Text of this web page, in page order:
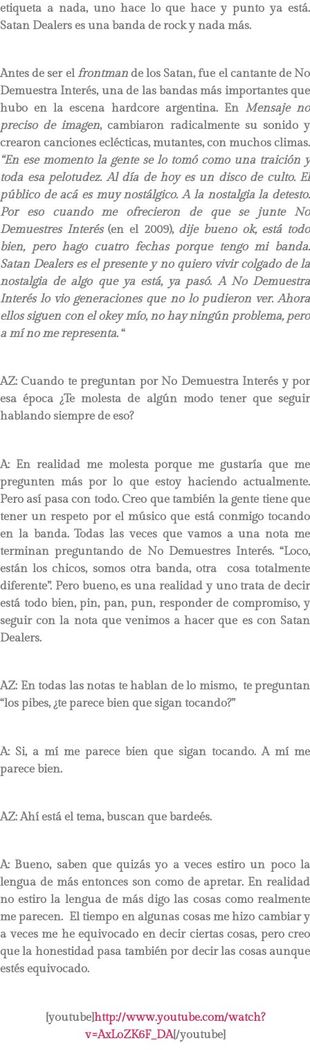
etiqueta a nada, uno hace lo que hace y punto ya está.
Satan Dealers es una banda de rock y nada más.
Antes de ser elfrontman de los Satan, fue el cantante de No
Demuestra Interés, una de las bandas más importantes que
hubo en la escena hardcore argentina. En Mensaje no
preciso de imagen, cambiaron radicalmente su sonido y
crearon canciones eclécticas, mutantes, con muchos climas.
“En ese momento la gente se lo tomó como una traición y
toda esa pelotudez. Al día de hoy es un disco de culto. El
público de acá es muy nostálgico. A la nostalgia la detesto.
Por eso cuando me ofrecieron de que se junte No
Demuestres Interés(en el 2009),dije bueno ok, está todo
bien, pero hago cuatro fechas porque tengo mi banda.
Satan Dealers es el presente y no quiero vivir colgado de la
nostalgia de algo que ya está, ya pasó.A No Demuestra
Interés lo vio generaciones que no lo pudieron ver. Ahora
ellos siguen con el okey mío, no hay ningún problema, pero
a mí no me representa.“
AZ: Cuando te preguntan por No Demuestra Interés y por
esa época ¿Te molesta de algún modo tener que seguir
hablando siempre de eso?
A: En realidad me molesta porque me gustaría que me
pregunten más por lo que estoy haciendo actualmente.
Pero así pasa con todo. Creo que también la gente tiene que
tener un respeto por el músico que está conmigo tocando
en la banda. Todas las veces que vamos a una nota me
terminan preguntando de No Demuestres Interés. “Loco,
están los chicos, somos otra banda, otra cosa totalmente
diferente”. Pero bueno, es una realidad y uno trata de decir
está todo bien, pin, pan, pun, responder de compromiso, y
seguir con la nota que venimos a hacer que es con Satan
Dealers.
AZ: En todas las notas te hablan de lo mismo, te preguntan
“los pibes, ¿te parece bien que sigan tocando?”
A: Si, a mí me parece bien que sigan tocando. A mí me
parece bien.
AZ: Ahí está el tema, buscan que bardeés.
A: Bueno, saben que quizás yo a veces estiro un poco la
lengua de más entonces son como de apretar. En realidad
no estiro la lengua de más digo las cosas como realmente
me parecen. El tiempo en algunas cosas me hizo cambiar y
a veces me he equivocado en decir ciertas cosas, pero creo
que la honestidad pasa también por decir las cosas aunque
estés equivocado.
[youtube]http://www.youtube.com/watch?
v=AxLoZK6F_DA[/youtube]